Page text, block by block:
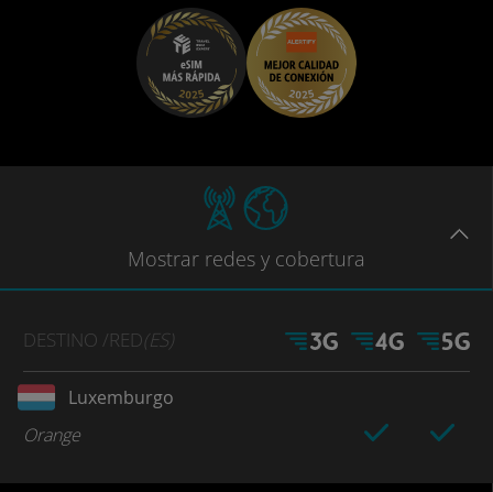
Mostrar redes y cobertura
DESTINO /RED(ES)
Luxemburgo
Orange